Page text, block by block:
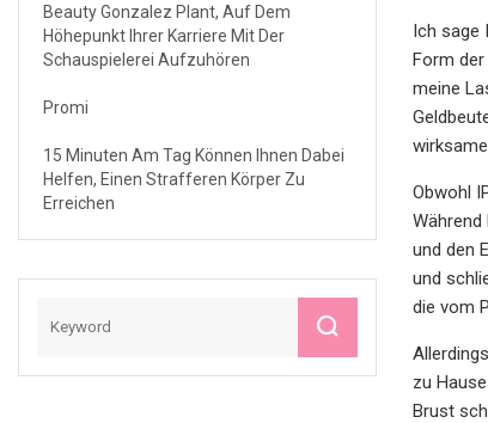
Beauty Gonzalez Plant, Auf Dem
Höhepunkt Ihrer Karriere Mit Der
Schauspielerei Aufzuhören
Promi
15 Minuten Am Tag Können Ihnen Dabei
Helfen, Einen Strafferen Körper Zu
Erreichen
Ich sage
Form
meine
Obwohl
und den
und
die vom
zu
Brust